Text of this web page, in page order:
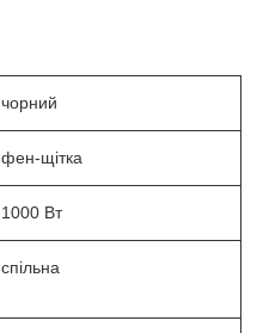
чорний
фен-щітка
1000 Вт
спільна